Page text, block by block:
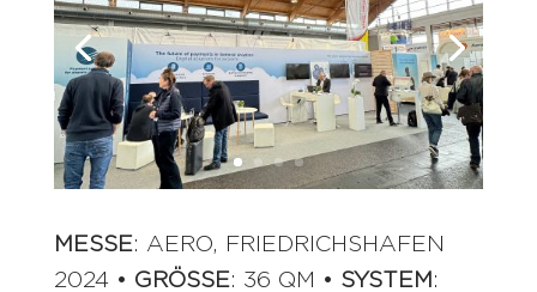
MESSE: AERO, FRIEDRICHSHAFEN
2024 • GRÖSSE: 36 QM • SYSTEM: